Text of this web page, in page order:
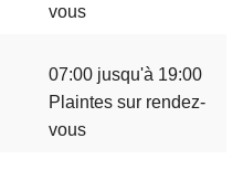
vous
07:00 jusqu'à 19:00
Plaintes sur rendez-
vous